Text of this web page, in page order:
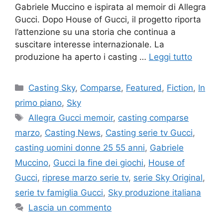
Gabriele Muccino e ispirata al memoir di Allegra
Gucci. Dopo House of Gucci, il progetto riporta
l’attenzione su una storia che continua a
suscitare interesse internazionale. La
produzione ha aperto i casting … Leggi tutto
Categorie
Casting Sky, Comparse, Featured , Fiction, In
primo piano, Sky
Tag
Allegra Gucci memoir, casting comparse
marzo, Casting News, Casting serie tv Gucci,
casting uomini donne 25 55 anni, Gabriele
Muccino, Gucci la fine dei giochi, House of
Gucci, riprese marzo serie tv, serie Sky Original,
serie tv famiglia Gucci, Sky produzione italiana
Lascia un commento